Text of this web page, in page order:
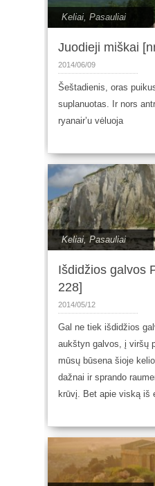
Keliai Pasauliai
Juodieji miškai
2014/06/09
Šeštadienis, oras
suplanuotas. Ir nors
ryanair’u vėluoja
Keliai, Pasauliai
Išdidžios galvos
228]
2014/05/12
Gal ne tiek išdidžios
aukštyn galvos, į viršų
mūsų būsena šioje
dažnai ir sprando
krūvį. Bet apie viską iš